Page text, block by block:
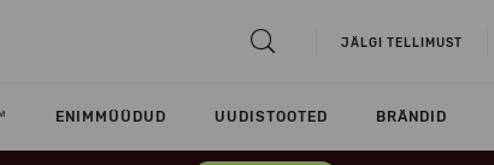
JÄLGI TELLIMUST
ENIMMÜÜDUD UUDISTOOTED BRÄNDID